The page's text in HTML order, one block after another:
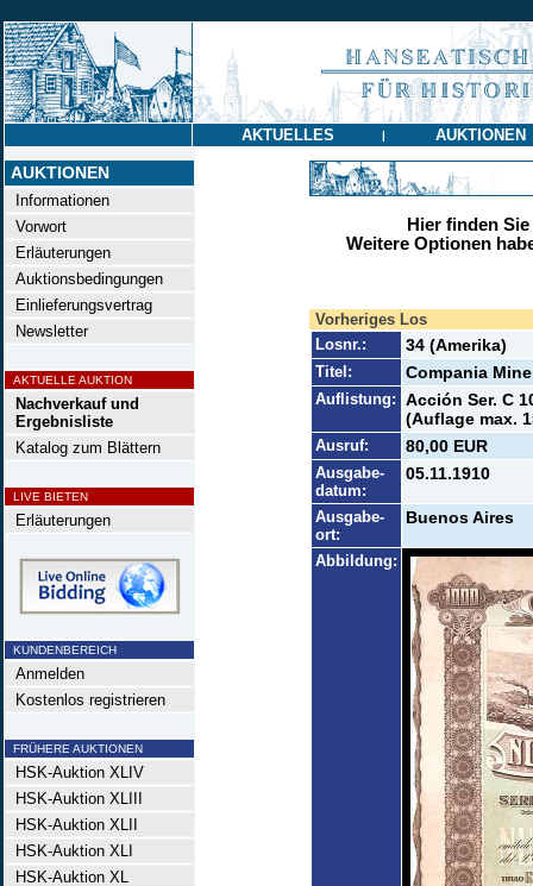
AKTUELLES | AUKTIONEN
AUKTIONEN
Informationen
Vorwort
Erläuterungen
Auktionsbedingungen
Einlieferungsvertrag
Newsletter
AKTUELLE AUKTION
Nachverkauf und
Ergebnisliste
Katalog zum Blättern
LIVE BIETEN
Erläuterungen
KUNDENBEREICH
Anmelden
Kostenlos registrieren
FRÜHERE AUKTIONEN
HSK-Auktion XLIV
HSK-Auktion XLIII
HSK-Auktion XLII
HSK-Auktion XLI
HSK-Auktion XL
Hier finden
Weitere Optionen
Vorheriges Los
Losnr.:
34 (Amerika)
Titel: Compania
Auflistung: Acción Ser. C
(Auflage max.
Ausruf: 80,00 EUR
Ausgabe-
datum:
05.11.1910
Ausgabe-
ort:
Buenos Aires
Abbildung: